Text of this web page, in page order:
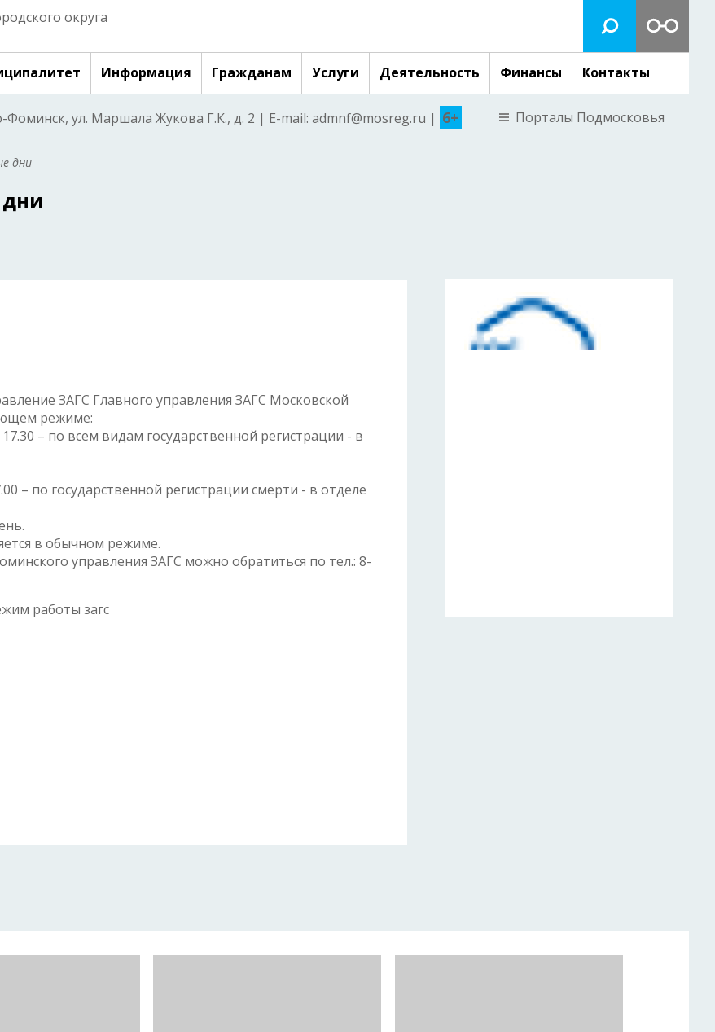
округа
Информация Гражданам Услуги Деятельность Финансы Контакты
Фоминск, ул. Маршала Жукова Г.К., д. 2 | E-mail: admnf@mosreg.ru | 6+ Порталы Подмосковья
дни
ЗАГС Главного управления ЗАГС Московской
режиме:
17.30 – по всем видам государственной регистрации - в
– по государственной регистрации смерти - в отделе
в обычном режиме.
управления ЗАГС можно обратиться по тел.: 8-